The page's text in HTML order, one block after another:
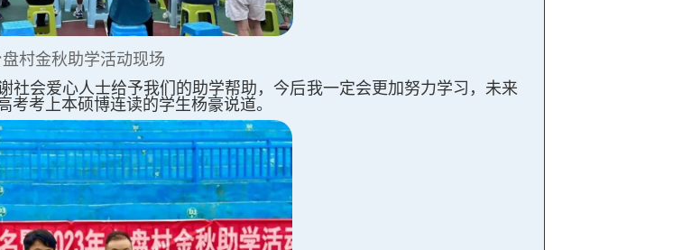
盘村金秋助学活动现场
社会爱心人士给予我们的助学帮助，今后我一定会更加努力学习，未来
考上本硕博连读的学生杨豪说道。